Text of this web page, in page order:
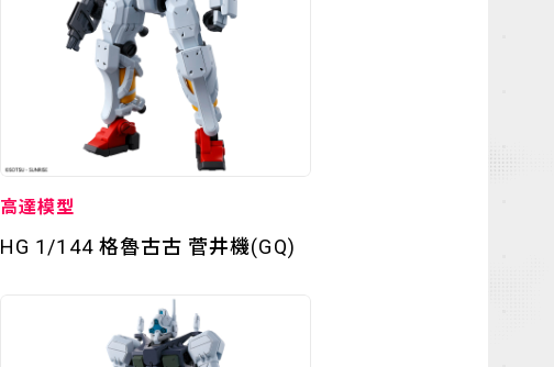
高達模型
HG 1/144 格魯古古 菅井機(GQ)